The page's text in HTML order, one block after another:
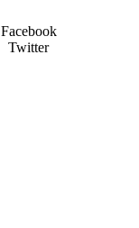
Facebook
Twitter